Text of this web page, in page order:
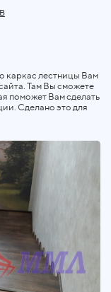
каркас лестницы Вам
Там Вы сможете
поможет Вам сделать
Сделано это для